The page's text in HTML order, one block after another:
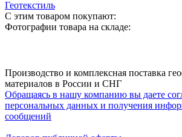
Геотекстиль
С этим товаром покупают:
Фотографии товара на складе:
Производство и комплексная поставка
материалов в России и СНГ
Обращаясь в нашу компанию вы даете
персональных данных и получения
сообщений